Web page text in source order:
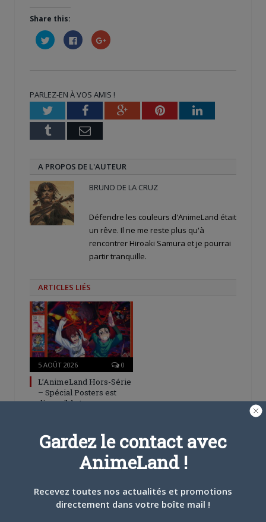
Share this:
Cliquez
pour
partager
fenêtre)
Cliquez
pour
partager
fenêtre)
Cliquez
pour
nouvelle
fenêtre)
PARLEZ-EN À VOS AMIS !
TwitterFacebookGoogle+PinterestLinkedIn
Tumblr Email
A PROPOS DE L'AUTEUR
BRUNO DE LA CRUZ
Défendre les couleurs d'AnimeLand était
un rêve. Il ne me reste plus qu'à
rencontrer Hiroaki Samura et je pourrai
partir tranquille.
ARTICLES LIÉS
5 AOÛT 2026 0
L’AnimeLand Hors-Série
– Spécial Posters est
disponible !
4 AOÛT 2026 0
Une nouvelle série TV
Gardez le contact avec
AnimeLand !
Recevez toutes nos actualités et promotions
directement dans votre boîte mail !